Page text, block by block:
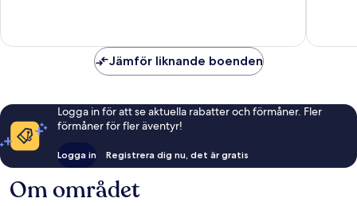
Jämför liknande boenden
Logga in för att se aktuella rabatter och förmåner. Fler
förmåner för fler äventyr!
Logga in Registrera dig nu, det är gratis
Om området